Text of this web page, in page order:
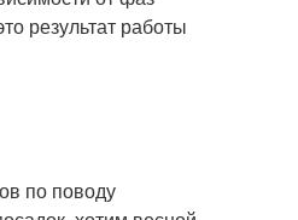
результат работы
по поводу